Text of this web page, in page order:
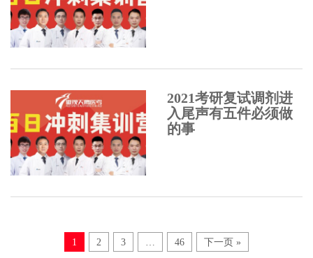
2021考研复试调剂进
入尾声有五件必须做
的事
1 2 3 46 下一页 »